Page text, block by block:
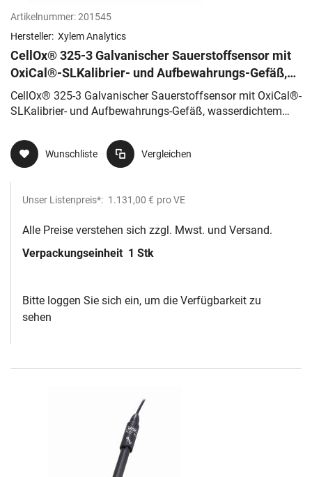
Artikelnummer:201545
Hersteller: Xylem Analytics
CellOx® 325-3 Galvanischer Sauerstoffsensor mit
OxiCal®-SLKalibrier- und Aufbewahrungs-Gefäß,
wasserdichtem Stecker(IP
CellOx® 325-3 Galvanischer Sauerstoffsensor mit OxiCal®-
SLKalibrier- und Aufbewahrungs-Gefäß, wasserdichtem
Wunschliste Vergleichen
Unser Listenpreis*: 1.131,00 € pro VE
Alle Preise verstehen sich zzgl. Mwst. und Versand.
Verpackungseinheit 1 Stk
Bitte loggen Sie sich ein, um die Verfügbarkeit zu
sehen